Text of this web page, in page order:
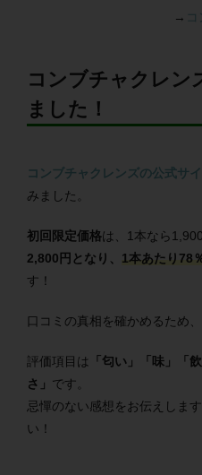
→
コンブチャクレン
ました！
コンブチャクレンズの公式サイ
みました。
初回限定価格は、1本なら
2,800円となり、 1本あたり78
す！
口コミの真相を確かめるため
評価項目は
「匂い」「味」「
さ」 です。
忌憚のない感想をお伝えしま
い！